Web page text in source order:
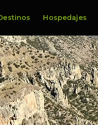
Hospedajes